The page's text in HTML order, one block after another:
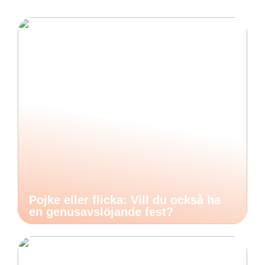
Pojke eller flicka: Vill du också ha
en genusavslöjande fest?